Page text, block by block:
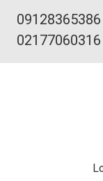
09128365386
02177060316